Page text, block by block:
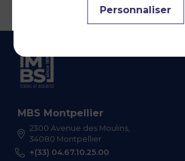
MBS Montpellier
2300 Avenue des Moulins,
34080 Montpellier
+(33) 04.67.10.25.00
Personnaliser